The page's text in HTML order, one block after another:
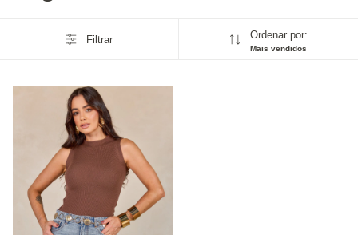
Filtrar Ordenar por:
Mais vendidos